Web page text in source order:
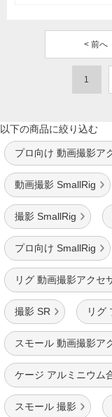
< 前へ
1
以下の商品に絞り込む
プロ向け 動画撮影ア
動画撮影 SmallRig
撮影 SmallRig
プロ向け SmallRig
リグ 動画撮影アクセ
撮影 SR リグ
スモール 動画撮影ア
ケージ アルミニウム
スモール 撮影